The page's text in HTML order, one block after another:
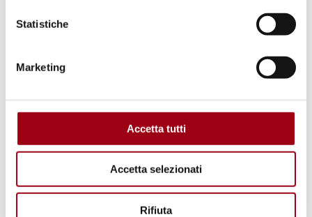
Statistiche
Marketing
Accetta tutti
Accetta selezionati
Rifiuta
Consiglio diritti umani delle